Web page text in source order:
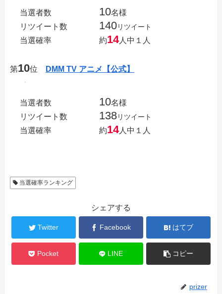
当選者数 10名様
リツイート数
140リツイート
当選確率 約14人中１人
第10位 DMM TV アニメ【公式】
当選者数 10名様
リツイート数
138リツイート
当選確率 約14人中１人
当選確率ランキング
シェアする
Twitter Facebook はてブ
Pocket LINE コピー
prizer